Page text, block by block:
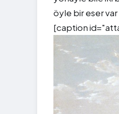
öyle bir eser var
[caption